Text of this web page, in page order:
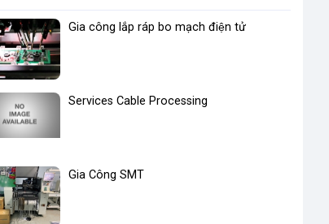
Gia công lắp ráp bo mạch điện tử
Services Cable Processing
Gia Công SMT